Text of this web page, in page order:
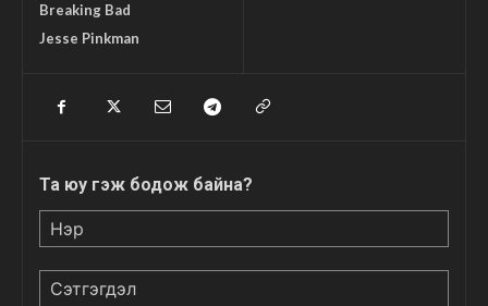
Breaking Bad
Jesse Pinkman
Та юу гэж бодож байна?